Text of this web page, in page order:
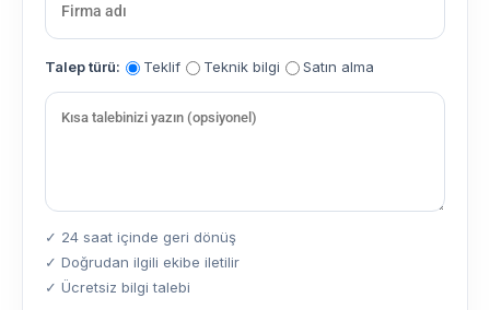
Talep türü: Teklif Teknik bilgi Satın alma
✓ 24 saat içinde geri dönüş
✓ Doğrudan ilgili ekibe iletilir
✓ Ücretsiz bilgi talebi